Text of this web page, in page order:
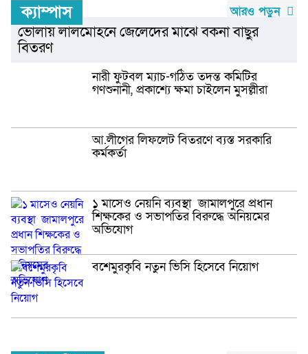
ক্যাম্পাস আরও পড়ুন
ভোলায় লালমোহনে জেলেদের মাঝে বকনা বাছুর
বিতরণ
নারী ফুটবল ম্যাচ-গঠিত তদন্ত কমিটির
গণশুনানী, প্রকাশ্যে ক্ষমা চাইলেন মুসল্লীরা
আ.লীগের লিফলেট বিতরণে ব্যস্ত সরকারি
কর্মকর্তা
১ মাসেও নেয়নি ব্যবস্থা জামালপুরে প্রধান
শিক্ষকের ও সভাপতির বিরুদ্ধে অনিয়মের
অভিযোগ
বশেমুরকৃবি নতুন ভিসি হিসেবে নিয়োগ